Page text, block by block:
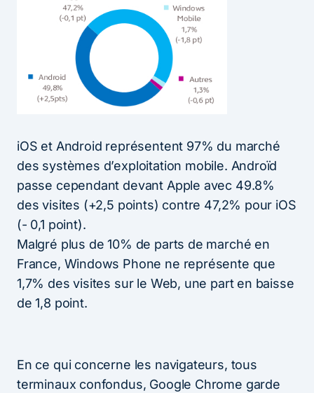
iOS et Android représentent 97% du marché
des systèmes d’exploitation mobile. Androïd
passe cependant devant Apple avec 49.8%
des visites (+2,5 points) contre 47,2% pour iOS
(- 0,1 point).
Malgré plus de 10% de parts de marché en
France, Windows Phone ne représente que
1,7% des visites sur le Web, une part en baisse
de 1,8 point.
En ce qui concerne les navigateurs, tous
terminaux confondus, Google Chrome garde